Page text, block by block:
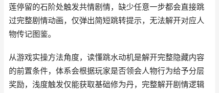
莲停留的石阶处触发共情剧情，缺少任意一步都会直接跳
过完整剧情动画，仅弹出简短跳转提示，无法解开对应人
物传记图鉴。
从游戏实操方法角度，读懂跳水动机是解开完整隐藏内容
的前置条件，体系会根据玩家是否领会人物行为给予分层
奖励，浅度触发仅能获取基础修为丹，完整解开剧情逻辑